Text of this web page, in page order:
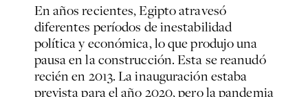
En años recientes, Egipto atravesó
diferentes períodos de inestabilidad
política y económica, lo que produjo una
pausa en la construcción. Esta se reanudó
recién en 2013. La inauguración estaba
prevista para el año 2020, pero la pandemia